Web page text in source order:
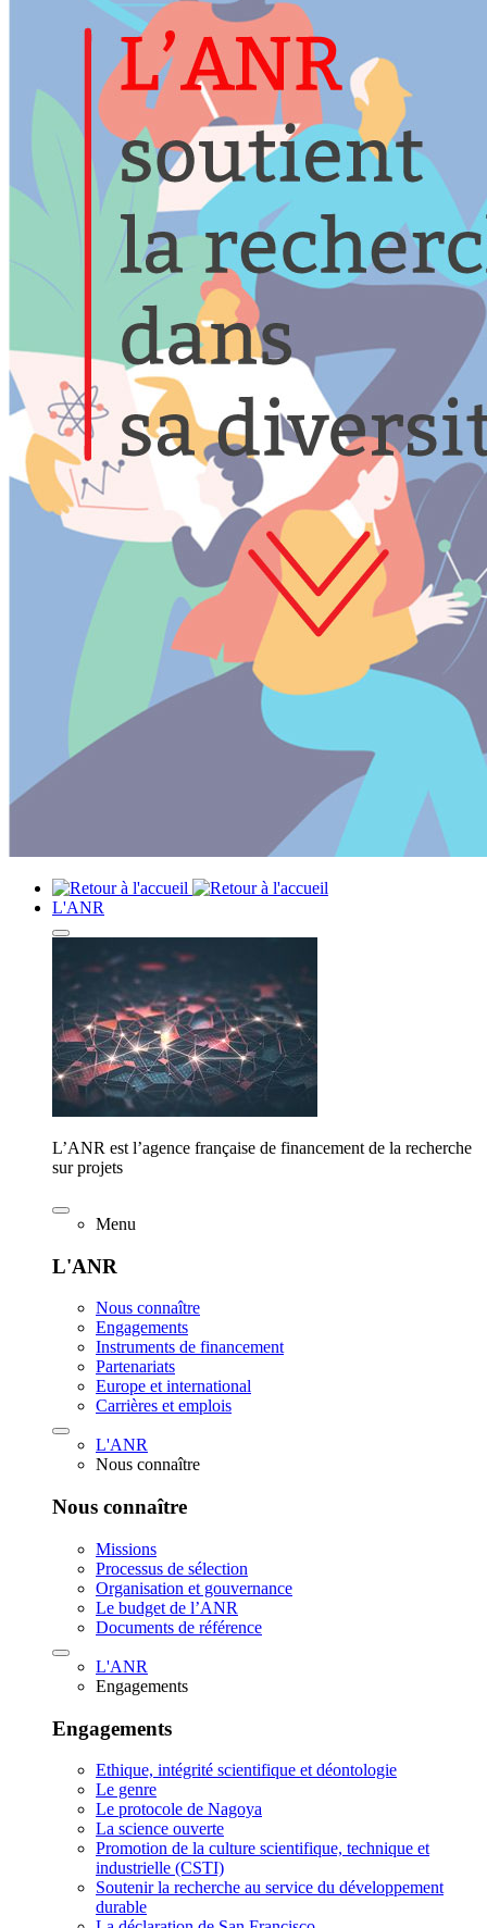
L'ANR
L’ANR est l’agence française de financement de la recherche
sur projets
Menu
L'ANR
Nous connaître
Engagements
Instruments de financement
Partenariats
Europe et international
Carrières et emplois
L'ANR
Nous connaître
Nous connaître
Missions
Processus de sélection
Organisation et gouvernance
Le budget de l’ANR
Documents de référence
L'ANR
Engagements
Engagements
Ethique, intégrité scientifique et déontologie
Le genre
Le protocole de Nagoya
La science ouverte
Promotion de la culture scientifique, technique et
industrielle (CSTI)
Soutenir la recherche au service du développement
durable